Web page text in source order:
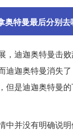
奥特曼最后分别
，迪迦奥特曼击
迪迦奥特曼消失
但是迪迦奥特曼
中并没有明确说